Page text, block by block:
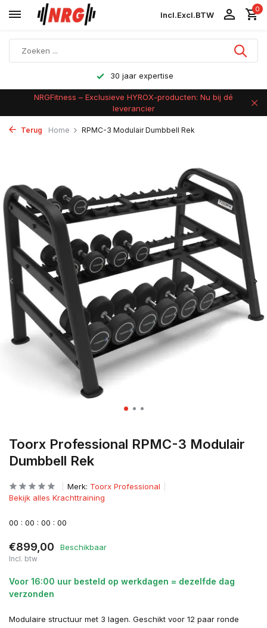
Incl.Excl.BTW
0
Achteraf betalen
NRGFitness – Exclusieve HYROX-producten: Nu bij dé
leverancier
Terug Home RPMC-3 Modulair Dumbbell Rek
Toorx Professional RPMC-3 Modulair
Dumbbell Rek
Merk: Toorx Professional
Bekijk alles Krachttraining
00 : 00 : 00 : 00
€899,00 Beschikbaar
Incl. btw
Voor 16:00 uur besteld op werkdagen = dezelfde dag
verzonden
Modulaire structuur met 3 lagen. Geschikt voor 12 paar ronde